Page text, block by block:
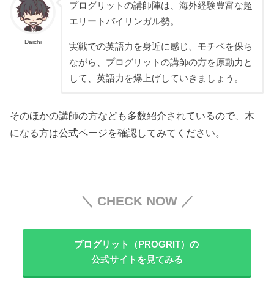
Daichi
プログリットの講師陣は、海外経験豊富な超
エリートバイリンガル勢。
実戦での英語力を身近に感じ、モチベを保ち
ながら、プログリットの講師の方を原動力と
して、英語力を爆上げしていきましょう。
そのほかの講師の方なども多数紹介されているので、木
になる方は公式ページを確認してみてください。
＼ CHECK NOW ／
プログリット（PROGRIT）の
公式サイトを見てみる